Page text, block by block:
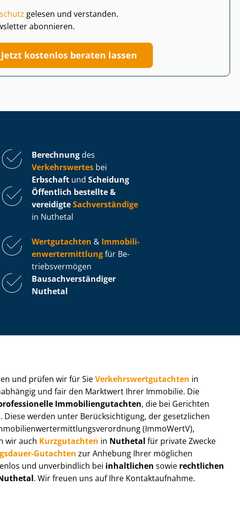
gelesen und verstanden.
abonnieren.
Jetzt kostenlos beraten lassen
Berechnung des
Verkehrswertes bei
Erbschaft und Scheidung
Öffentlich bestellte &
vereidigteSachverständige
in Nuthetal
Wertgutachten & Im­mo­bi­li­
en­wert­ermitt­lungfür Be­
triebs­ver­mö­gen
Bau­sach­ver­stän­di­ger
Nuthetal
und prüfen wir für SieVer­kehrs­wert­gut­ach­ten in
und fair den Marktwert Ihrer Immobilie. Die
Im­mo­bi­li­en­gut­ach­ten, die bei Gerichten
werden unter Be­rück­sich­ti­gung, der gesetzlichen
(ImmoWertV),
wir auch Kurzgutachten in Nuthetal für private Zwecke
Gutachten zur Anhebung Ihrer möglichen
und unverbindlich bei inhaltlichen sowie rechtlichen
. Wir freuen uns auf Ihre Kontaktaufnahme.